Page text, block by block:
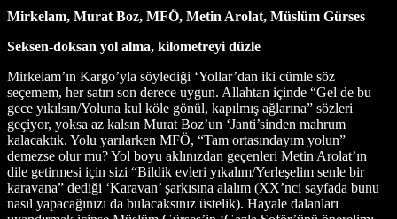
Mirkelam, Murat Boz, MFÖ, Metin Arolat, Müslüm Gürses
Seksen-doksan yol alma, kilometreyi düzle
Mirkelam’ın Kargo’yla söylediği ‘Yollar’dan iki cümle söz
seçemem, her satırı son derece uygun. Allahtan içinde “Gel de bu
gece yıkılsın/Yoluna kul köle gönül, kapılmış ağlarına” sözleri
geçiyor, yoksa az kalsın Murat Boz’un ‘Janti’sinden mahrum
kalacaktık. Yolu yarılarken MFÖ, “Tam ortasındayım yolun”
demezse olur mu? Yol boyu aklınızdan geçenleri Metin Arolat’ın
dile getirmesi için sizi “Bildik evleri yıkalım/Yerleşelim senle bir
karavana” dediği ‘Karavan’ şarkısına alalım (XX’nci sayfada bunu
nasıl yapacağınızı da bulacaksınız üstelik). Hayale dalanları